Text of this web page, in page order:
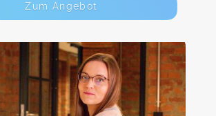
Zum Angebot